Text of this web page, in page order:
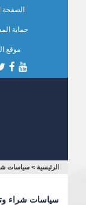
الصفحة
حماية
موقع
أنت
هنا
الرئيسية > سياسات
سياسات شراء